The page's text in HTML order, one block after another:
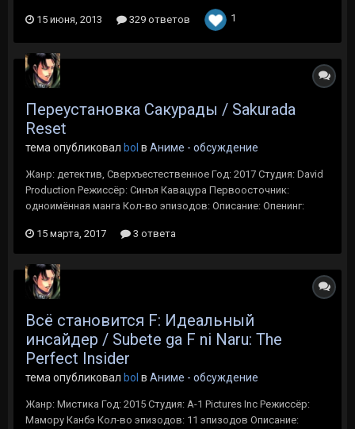
15 июня, 2013 329 ответов 1
Переустановка Сакурады / Sakurada
Reset
тема опубликовал bol в Аниме - обсуждение
Жанр: детектив, Сверхъестественное Год: 2017 Студия: David
Production Режиссёр: Синъя Кавацура Первоосточник:
одноимённая манга Кол-во эпизодов: Описание: Опенинг:
15 марта, 2017 3 ответа
Всё становится F: Идеальный
инсайдер / Subete ga F ni Naru: The
Perfect Insider
тема опубликовал bol в Аниме - обсуждение
Жанр: Мистика Год: 2015 Студия: A-1 Pictures Inc Режиссёр:
Мамору Канбэ Кол-во эпизодов: 11 эпизодов Описание: